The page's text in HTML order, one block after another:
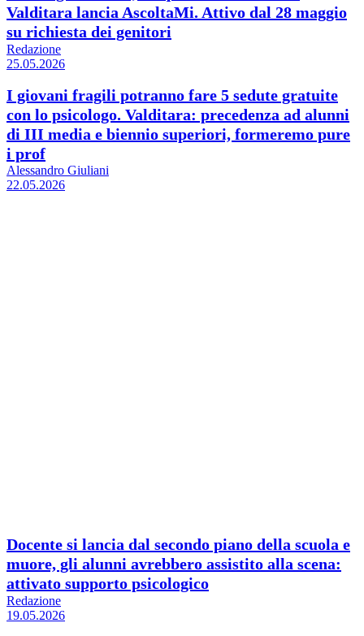
Valditara lancia AscoltaMi. Attivo dal 28 maggio
su richiesta dei genitori
Redazione
25.05.2026
I giovani fragili potranno fare 5 sedute gratuite
con lo psicologo. Valditara: precedenza ad alunni
di III media e biennio superiori, formeremo pure
i prof
Alessandro Giuliani
22.05.2026
Docente si lancia dal secondo piano della scuola e
muore, gli alunni avrebbero assistito alla scena:
attivato supporto psicologico
Redazione
19.05.2026